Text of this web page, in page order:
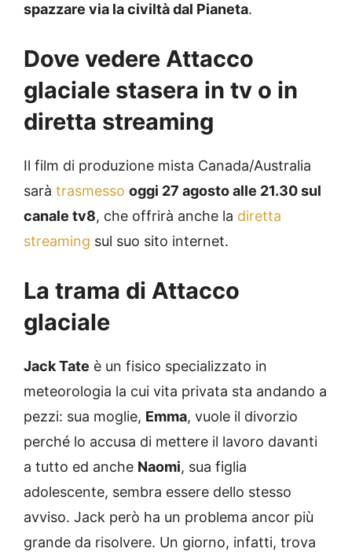
spazzare via la civiltà dal Pianeta.
Dove vedere Attacco
glaciale stasera in tv o in
diretta streaming
Il film di produzione mista Canada/Australia
sarà trasmesso oggi 27 agosto alle 21.30 sul
canale tv8, che offrirà anche la diretta
streaming sul suo sito internet.
La trama di Attacco
glaciale
Jack Tate è un fisico specializzato in
meteorologia la cui vita privata sta andando a
pezzi: sua moglie, Emma, vuole il divorzio
perché lo accusa di mettere il lavoro davanti
a tutto ed anche Naomi, sua figlia
adolescente, sembra essere dello stesso
avviso. Jack però ha un problema ancor più
grande da risolvere. Un giorno, infatti, trova